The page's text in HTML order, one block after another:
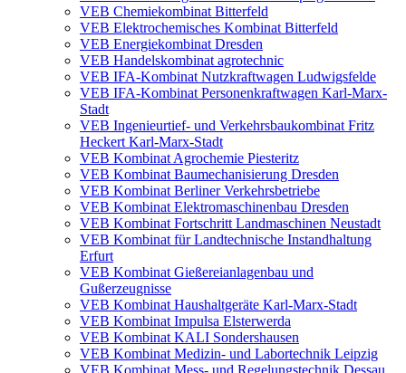
VEB Chemiekombinat Bitterfeld
VEB Elektrochemisches Kombinat Bitterfeld
VEB Energiekombinat Dresden
VEB Handelskombinat agrotechnic
VEB IFA-Kombinat Nutzkraftwagen Ludwigsfelde
VEB IFA-Kombinat Personenkraftwagen Karl-Marx-
Stadt
VEB Ingenieurtief- und Verkehrsbaukombinat Fritz
Heckert Karl-Marx-Stadt
VEB Kombinat Agrochemie Piesteritz
VEB Kombinat Baumechanisierung Dresden
VEB Kombinat Berliner Verkehrsbetriebe
VEB Kombinat Elektromaschinenbau Dresden
VEB Kombinat Fortschritt Landmaschinen Neustadt
VEB Kombinat für Landtechnische Instandhaltung
Erfurt
VEB Kombinat Gießereianlagenbau und
Gußerzeugnisse
VEB Kombinat Haushaltgeräte Karl-Marx-Stadt
VEB Kombinat Impulsa Elsterwerda
VEB Kombinat KALI Sondershausen
VEB Kombinat Medizin- und Labortechnik Leipzig
VEB Kombinat Mess- und Regelungstechnik Dessau